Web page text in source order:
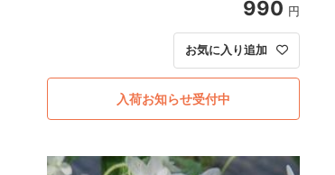
990 円
お気に入り追加
入荷お知らせ受付中